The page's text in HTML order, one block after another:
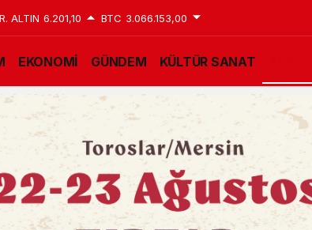
ALTIN 6.201,10 BTC 3.066.153,00
EKONOMİ GÜNDEM KÜLTÜR SANAT